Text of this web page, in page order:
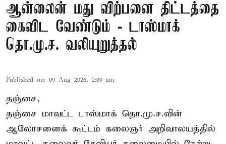
ஆன்லைன் மது விற்பனை திட்டத்தை
கைவிட வேண்டும் - டாஸ்மாக்
தொ.மு.ச. வலியுறுத்தல்
Published on: 09 Aug 2026, 2:09 am
தஞ்சை,
தஞ்சை மாவட்ட டாஸ்மாக் தொ.மு.ச.வின்
ஆலோசனைக் கூட்டம் கலைஞர் அறிவாலயத்தில்